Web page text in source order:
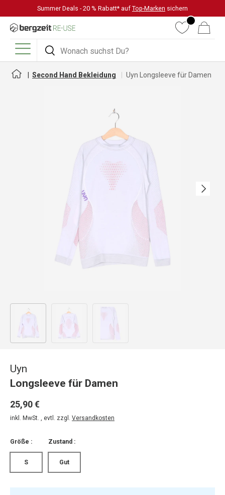
DIREKT ZUM INHALT
Summer Deals - 20 % Rabatt* auf Top-Marken sichern
Suchen
Suchen
WunschlisteWarenkorb
Menü
Second Hand Bekleidung Uyn Longsleeve für Damen
Nächste
Bild 1 in Galerieansicht laden
Uyn
Longsleeve für Damen
25,90 €
inkl. MwSt. , evtl. zzgl. Versandkosten
Größe :
S
Zustand :
Gut